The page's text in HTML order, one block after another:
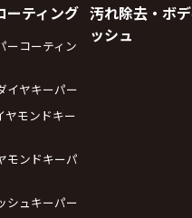
ーティング
ーコーティン
イヤキーパー
ヤモンドキー
モンドキーパ
シュキーパー
汚れ除去・ボ
ッシュ